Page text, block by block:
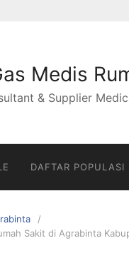
Medis
& Supplier
DAFTAR POPULASI
Sakit di Agrabinta